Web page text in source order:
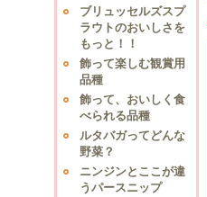
ブリュッセルズスプ
ラウトのおいしさを
もっと！！
飾って楽しむ観賞用
品種
飾って、おいしく食
べられる品種
ルタバガってどんな
野菜？
ニンジンとここが違
うパースニップ